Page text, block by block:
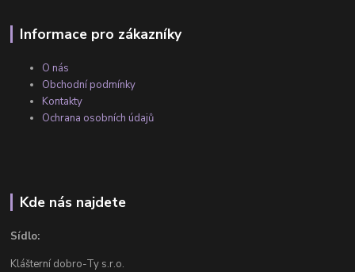
Informace pro zákazníky
O nás
Obchodní podmínky
Kontakty
Ochrana osobních údajů
Kde nás najdete
Sídlo:
Klášterní dobro-Ty s.r.o.